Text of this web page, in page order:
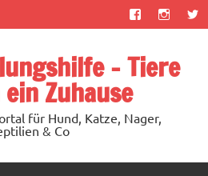
– Tiere
Zuhause
für Hund, Katze, Nager,
& Co